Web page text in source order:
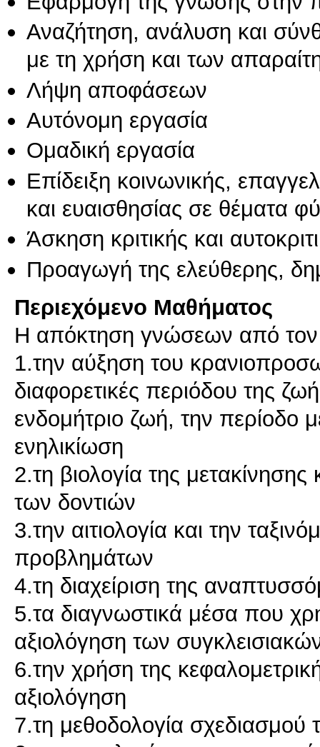
Αναζήτηση, ανάλυση και
με τη χρήση και των
Λήψη αποφάσεων
Αυτόνομη εργασία
Ομαδική εργασία
Επίδειξη κοινωνικής,
και ευαισθησίας σε θέματα
Άσκηση κριτικής και
Προαγωγή της ελεύθερης,
Περιεχόμενο Μαθήματος
Η απόκτηση γνώσεων από τον
1.την αύξηση του
διαφορετικές περιόδου της
ενδομήτριο ζωή, την περίοδο
ενηλικίωση
2.τη βιολογία της
των δοντιών
3.την αιτιολογία και την
προβλημάτων
4.τη διαχείριση της
5.τα διαγνωστικά μέσα που
αξιολόγηση των
6.την χρήση της
αξιολόγηση
7.τη μεθοδολογία σχεδιασμού